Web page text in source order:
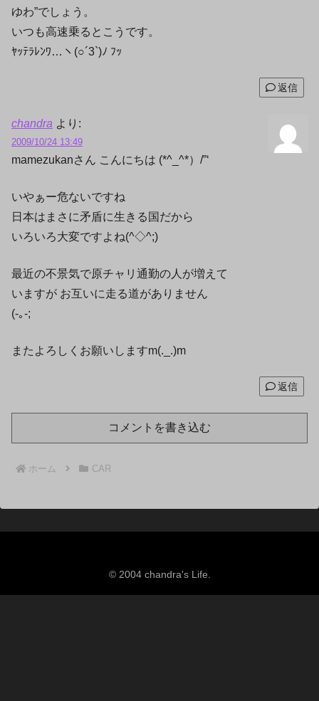
ゆわ”でしょう。
いつも高速乗るとこうです。
ﾔｯﾃﾗﾚﾝﾜ…ヽ(○´3`)ﾉ ﾌｯ
返信
chandra より:
2009/10/24 13:49
mamezukanさん こんにちは (*^_^*）/”‘
いやぁー危ないですね
日本はまさに矛盾に生きる国だから
いろいろ大変ですよね(^◇^;)
最近の不景気で原チャリ通勤の人が増えて
いますが お互いに走る道がありません
(-｡-;
またよろしくお願いしますm(._.)m
返信
コメントを書き込む
ホーム CAR
© 2004 chandra's Life.